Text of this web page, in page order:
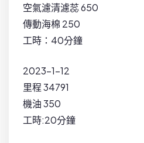
空氣濾清濾蕊 650
傳動海棉 250
工時：40分鐘
2023-1-12
里程 34791
機油 350
工時:20分鐘